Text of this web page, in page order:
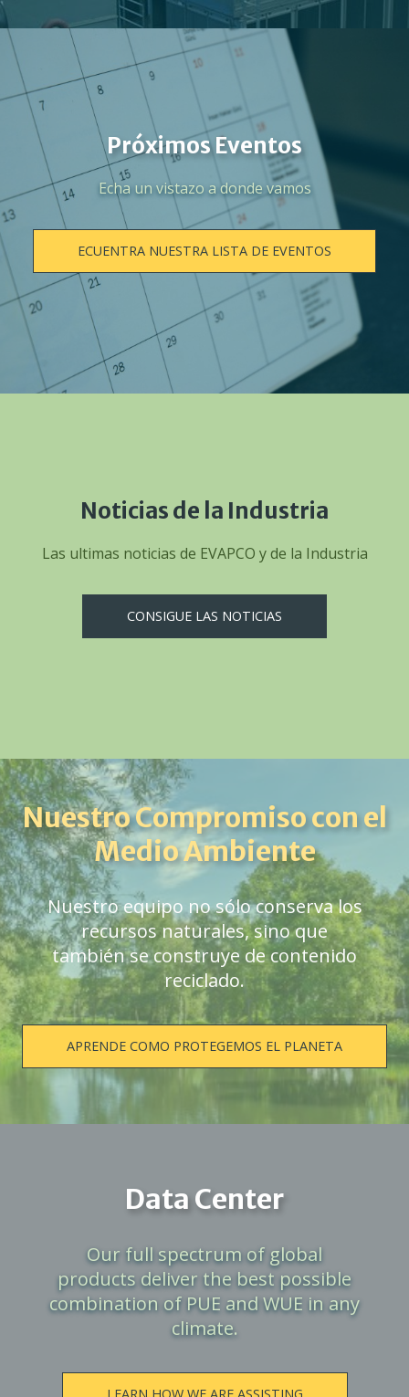
Próximos Eventos
Echa un vistazo a donde vamos
ECUENTRA NUESTRA LISTA DE EVENTOS
Noticias de la Industria
Las ultimas noticias de EVAPCO y de la Industria
CONSIGUE LAS NOTICIAS
Nuestro Compromiso con el
Medio Ambiente
Nuestro equipo no sólo conserva los
recursos naturales, sino que
también se construye de contenido
reciclado.
APRENDE COMO PROTEGEMOS EL PLANETA
Data Center
Our full spectrum of global
products deliver the best possible
combination of PUE and WUE in any
climate.